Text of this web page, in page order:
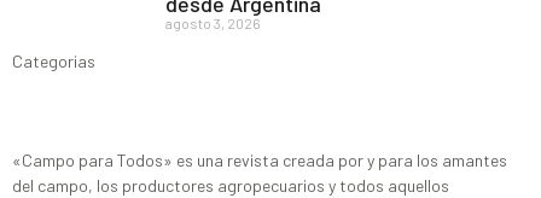
agosto 3, 2026
Categorias
«Campo para Todos» es una revista creada por y para los amantes
del campo, los productores agropecuarios y todos aquellos